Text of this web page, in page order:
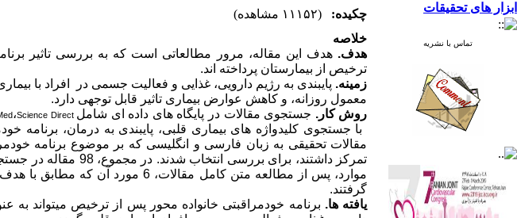
ابزار های تحقیقات
تماس با نشریه
صندوق پستی:
تلفاکس: 23922270-021
چکیده:
(۱۱۱۵۲ مشاهده)
خلاصه
هدف.هدف این مقاله، مرور مطالعاتی است که به بررسی تاثیر
ترخیص از بیمارستان پرداخته­­ اند.
زمینه. پایبندی به رژیم دارویی، غذایی و فعالیت جسمی در افراد با
معمول روزانه، و کاهش عوارض بیماری تاثیر قابل توجهی دارد.
روش کار. جستجوی مقالات در پایگاه­ های داده­ ای شامل Science Direct،
با جستجوی کلیدواژه­­ های بیماری قلبی، پایبندی به درمان، برنامه
مقالات تحقیقی به زبان فارسی و انگلیسی که بر موضوع برنامه
تمرکز داشتند، برای
موارد، پس از مطالعه متن کامل
گرفتند.
یافته­ ها. برنامه­ خودمراقبتی خانواده ­محور پس از ترخیص می­تواند به